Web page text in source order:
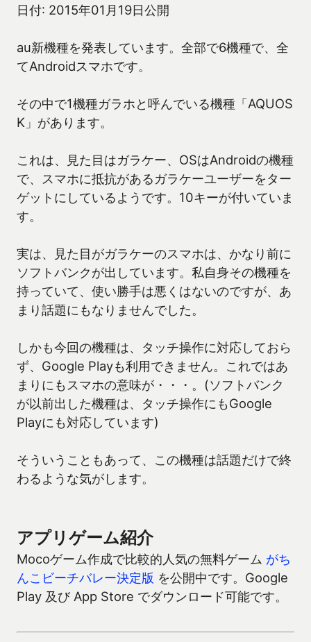
日付: 2015年01月19日公開
au新機種を発表しています。全部で6機種で、全
てAndroidスマホです。
その中で1機種ガラホと呼んでいる機種「AQUOS
K」があります。
これは、見た目はガラケー、OSはAndroidの機種
で、スマホに抵抗があるガラケーユーザーをター
ゲットにしているようです。10キーが付いていま
す。
実は、見た目がガラケーのスマホは、かなり前に
ソフトバンクが出しています。私自身その機種を
持っていて、使い勝手は悪くはないのですが、あ
まり話題にもなりませんでした。
しかも今回の機種は、タッチ操作に対応しておら
ず、Google Playも利用できません。これではあ
まりにもスマホの意味が・・・。(ソフトバンク
が以前出した機種は、タッチ操作にもGoogle
Playにも対応しています)
そういうこともあって、この機種は話題だけで終
わるような気がします。
アプリゲーム紹介
Mocoゲーム作成で比較的人気の無料ゲーム がち
んこビーチバレー決定版 を公開中です。Google
Play 及び App Store でダウンロード可能です。